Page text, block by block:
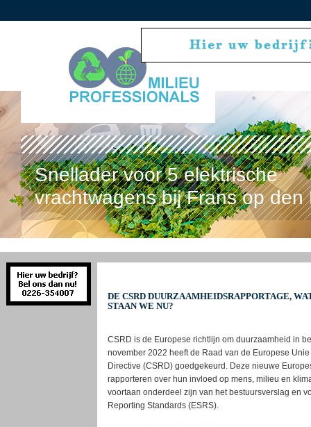
Snellader voor 5 elektrische
vrachtwagens bij Frans op den
DE CSRD DUURZAAMHEIDSRAPPORTAGE,
STAAN WE NU?
CSRD is de Europese richtlijn om duurzaamheid in
november 2022 heeft de Raad van de Europese
Directive (CSRD) goedgekeurd. Deze nieuwe
rapporteren over hun invloed op mens, milieu en
voortaan onderdeel zijn van het bestuursverslag en
Reporting Standards (ESRS).